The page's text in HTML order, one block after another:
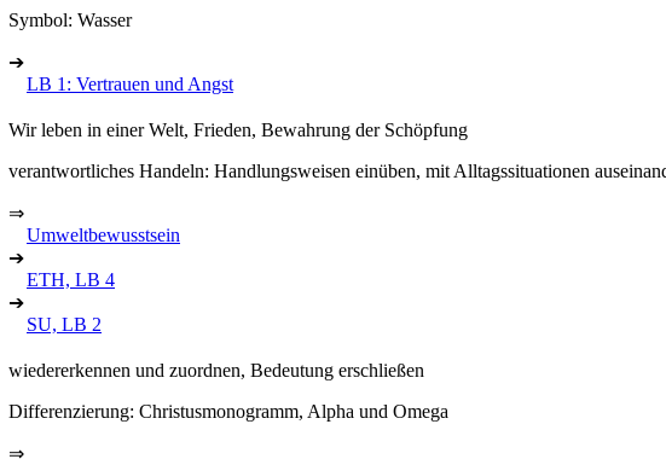
Symbol: Wasser
➔
LB 1: Vertrauen und Angst
Wir leben in einer Welt, Frieden, Bewahrung der Schöpfung
verantwortliches Handeln: Handlungsweisen einüben, mit Alltagssituationen
⇒
Umweltbewusstsein
➔
ETH, LB 4
➔
SU, LB 2
wiedererkennen und zuordnen, Bedeutung erschließen
Differenzierung: Christusmonogramm, Alpha und Omega
⇒